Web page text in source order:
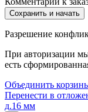
Сохранить и начать
Разрешение
При авторизации
есть
Объединить
Перенести в
д.16 мм